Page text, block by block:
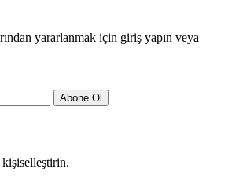
yararlanmak için giriş yapın veya
Abone Ol